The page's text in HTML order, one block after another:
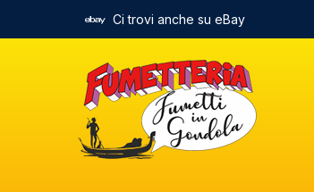
Ci trovi anche su eBay